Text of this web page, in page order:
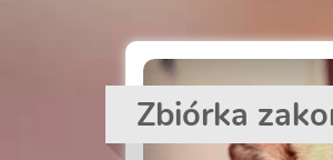
Zbiórka